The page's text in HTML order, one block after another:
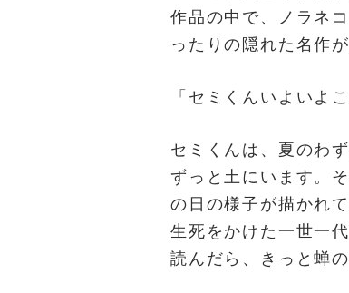
作品の中で、ノラネ
ったりの隠れた名作
「セミくんいよいよ
セミくんは、夏のわ
ずっと土にいます。
の日の様子が描かれ
生死をかけた一世一
読んだら、きっと蝉